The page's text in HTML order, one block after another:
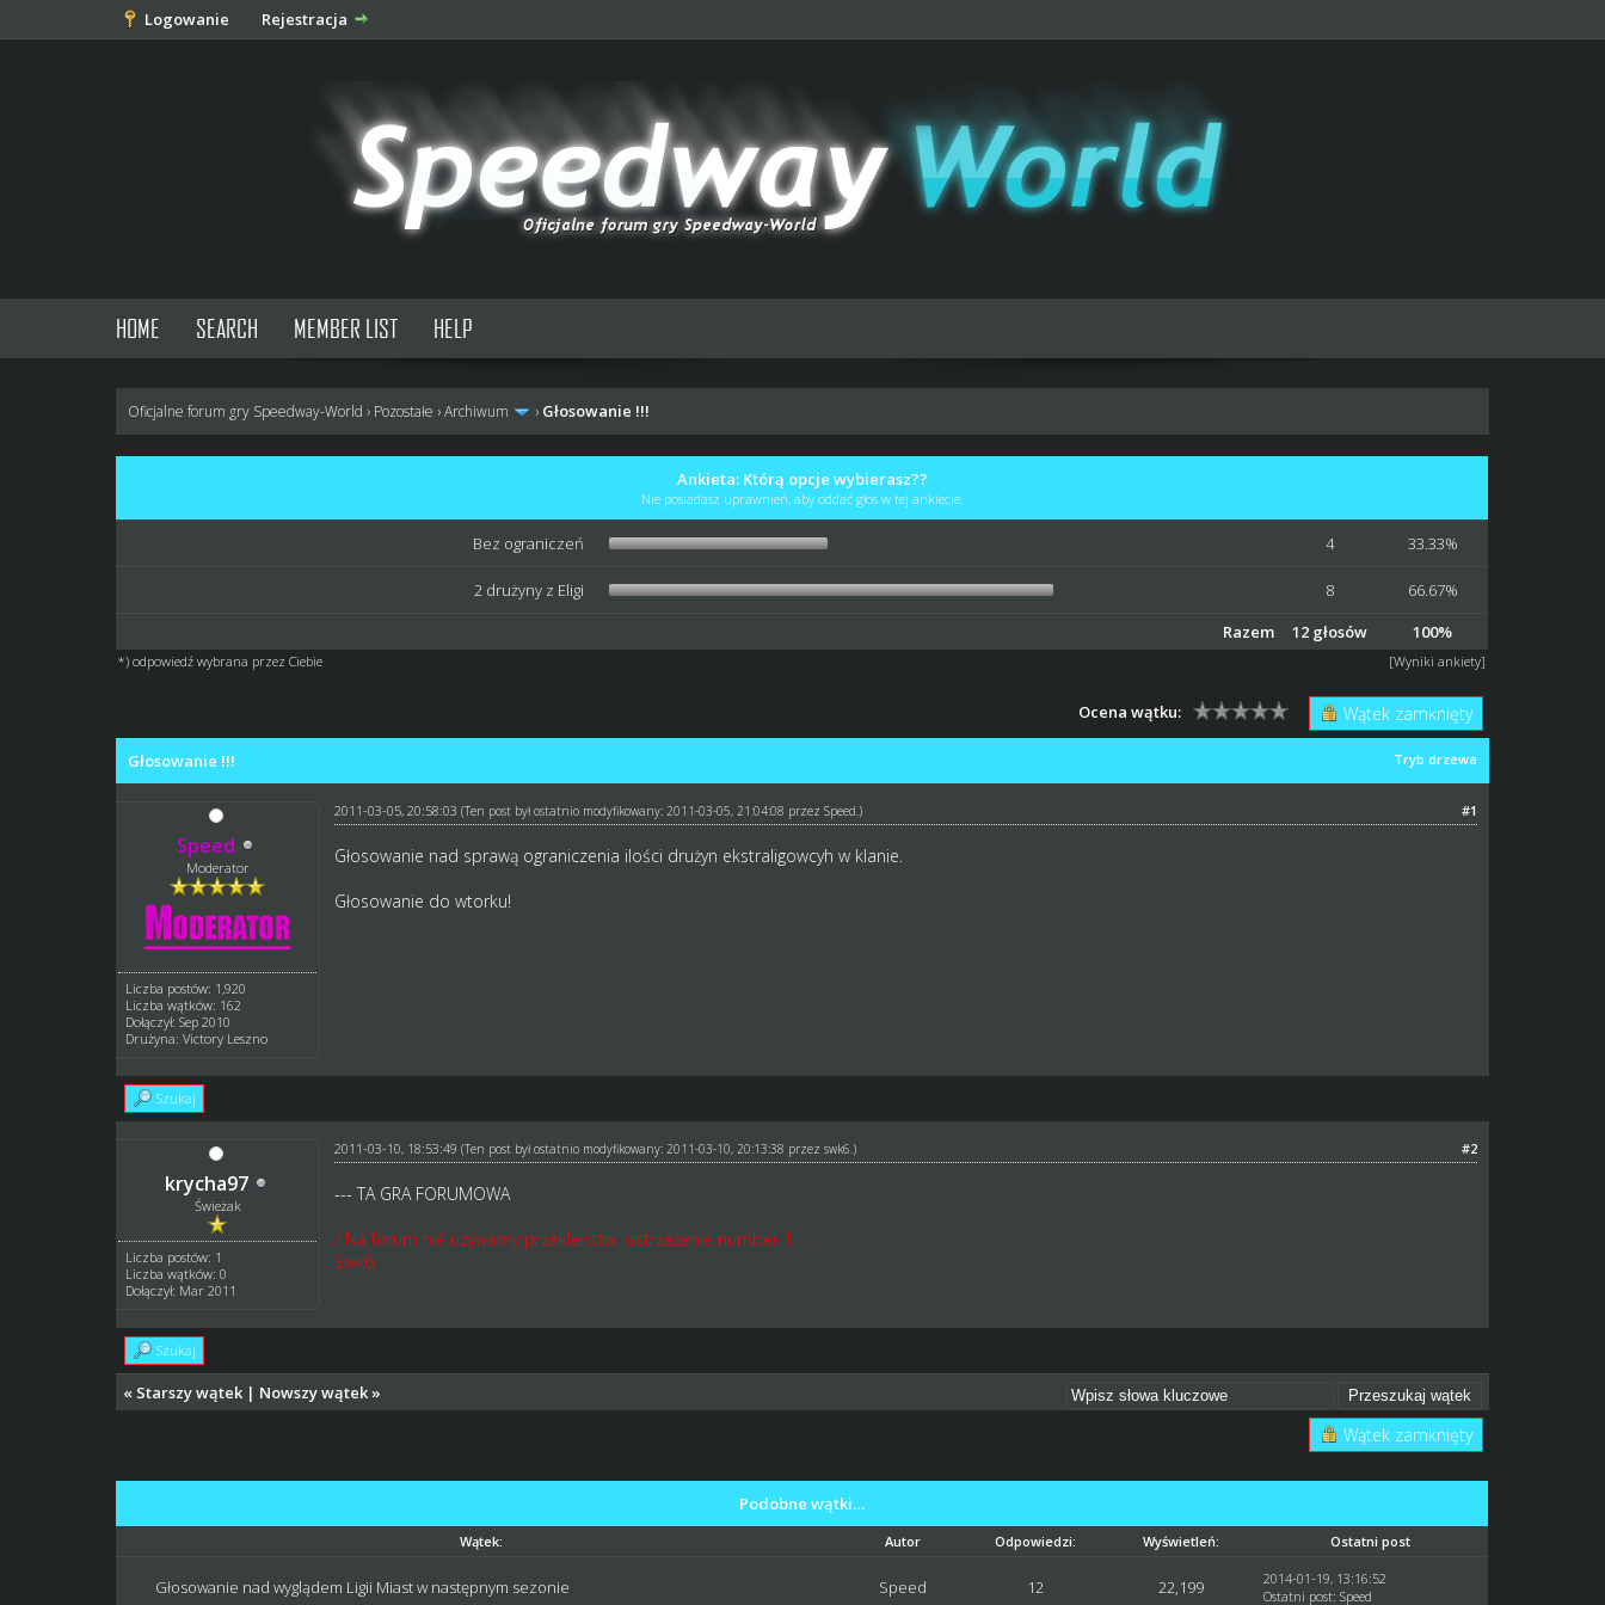
Logowanie Rejestracja
HOME SEARCH MEMBER LIST HELP
Oficjalne forum gry Speedway-World › Pozostałe ›Archiwum › Głosowanie !!!
Ankieta: Którą opcje wybierasz??
Nie posiadasz uprawnień, aby oddać głos w tej ankiecie.
Bez ograniczeń 4 33.33%
2 drużyny z Eligi 8
66.67%
Razem
12 głosów 100%
*) odpowiedź wybrana przez Ciebie [Wyniki ankiety]
Wątek zamknięty
Ocena wątku:
Tryb drzewa
Głosowanie !!!
Speed
Moderator
Liczba postów: 1,920
Liczba wątków: 162
Dołączył: Sep 2010
Drużyna: Victory Leszno
#1
2011-03-05, 20:58:03 (Ten post był ostatnio modyfikowany: 2011-03-05, 21:04:08 przez Speed .)
Głosowanie nad sprawą ograniczenia ilości drużyn ekstraligowcyh w klanie.
Głosowanie do wtorku!
Szukaj
krycha97
Świeżak
Liczba postów: 1
Liczba wątków: 0
Dołączył: Mar 2011
#2
2011-03-10, 18:53:49 (Ten post był ostatnio modyfikowany: 2011-03-10, 20:13:38 przez swk6.)
--- TA GRA FORUMOWA
/ Na forum nie uzywamy przekleństw. ostrzeżenie number 1.
Swk6
Szukaj
« Starszy wątek | Nowszy wątek »
Wątek zamknięty
Podobne wątki…
Wątek: Autor Odpowiedzi: Wyświetleń: Ostatni post
Głosowanie nad wyglądem Ligii Miast w następnym sezonie Speed 12 22,199
2014-01-19, 13:16:52
Ostatni post:Speed